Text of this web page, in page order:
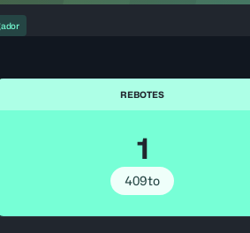
REBOTES
1
409to